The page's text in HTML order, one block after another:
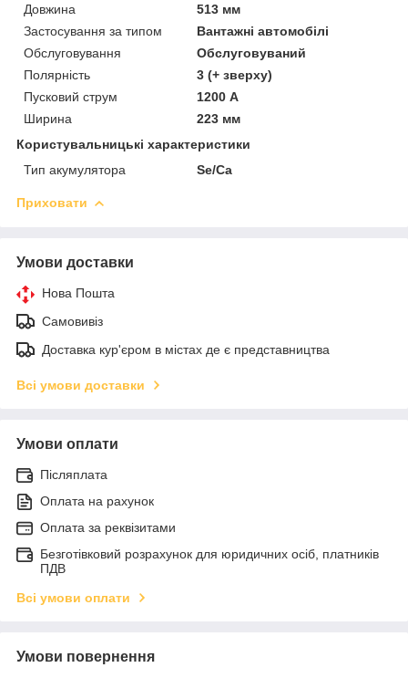
Довжина
513 мм
Застосування за типом
Вантажні автомобілі
Обслуговування
Обслуговуваний
Полярність
3 (+ зверху)
Пусковий струм
1200 А
Ширина
223 мм
Користувальницькі характеристики
Тип акумулятора
Se/Ca
Приховати
Умови доставки
Нова Пошта
Самовивіз
Доставка кур'єром в містах де є представництва
Всі умови доставки
Умови оплати
Післяплата
Оплата на рахунок
Оплата за реквізитами
Безготівковий розрахунок для юридичних осіб, платників
ПДВ
Всі умови оплати
Умови повернення